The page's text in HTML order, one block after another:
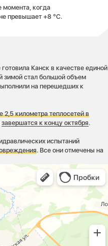
момента, когда
превышает +8 °С.
Канск в качестве единой
зимой стал большой объем
на перешедших к
2,5 километра теплосетей в
завершатся к концу октября.
испытаний
. Все они отмечены на